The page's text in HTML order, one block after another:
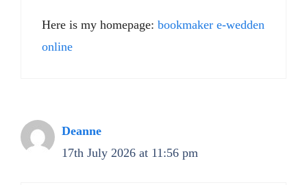
Here is my homepage: bookmaker e-wedden
online
Deanne
17th July 2026 at 11:56 pm